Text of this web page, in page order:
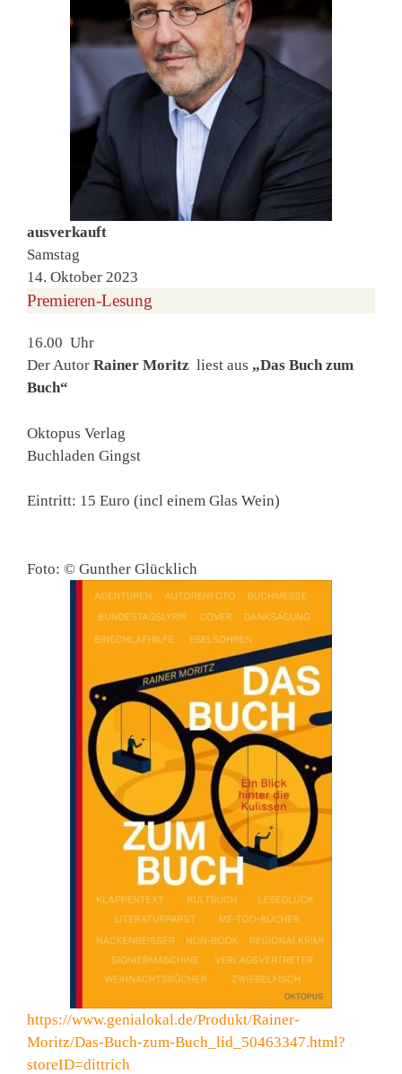
ausverkauft
Samstag
14. Oktober 2023
Premieren-Lesung
16.00 Uhr
Der Autor Rainer Moritz liest aus „Das Buch zum
Buch“
Oktopus Verlag
Buchladen Gingst
Eintritt: 15 Euro (incl einem Glas Wein)
Foto: © Gunther Glücklich
https://www.genialokal.de/Produkt/Rainer-
Moritz/Das-Buch-zum-Buch_lid_50463347.html?
storeID=dittrich